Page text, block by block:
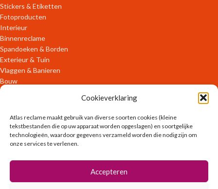
Cookieverklaring
Atlas reclame maakt gebruik van diverse soorten cookies (kleine
tekstbestanden die op uw apparaat worden opgeslagen) en soortgelijke
technologieën, waardoor gegevens verzameld worden die nodig zijn om
onze services te verlenen.
Accepteren
Stickers & Etiketten
Fotoproducten
Interieur
Binnenreclame
Spandoeken & Borden
Exterieur & Tuin
Vlaggen & Banieren
Bouw
Verpakkingen
OFFLINE DIENSTEN
Ontwerpen
Promotiekleding